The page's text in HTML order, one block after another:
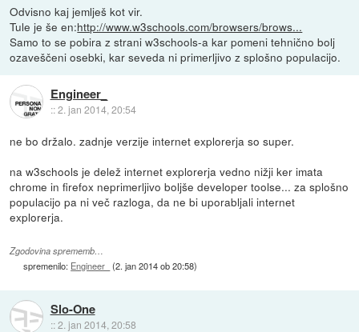
Odvisno kaj jemlješ kot vir.
Tule je še en:http://www.w3schools.com/browsers/brows...
Samo to se pobira z strani w3schools-a kar pomeni tehnično bolj
ozaveščeni osebki, kar seveda ni primerljivo z splošno populacijo.
Engineer_
::2. jan 2014, 20:54
ne bo držalo. zadnje verzije internet explorerja so super.
na w3schools je delež internet explorerja vedno nižji ker imata
chrome in firefox neprimerljivo boljše developer toolse... za splošno
populacijo pa ni več razloga, da ne bi uporabljali internet
explorerja.
Zgodovina sprememb…
spremenilo: Engineer_ (2. jan 2014 ob 20:58)
Slo-One
::2. jan 2014, 20:58